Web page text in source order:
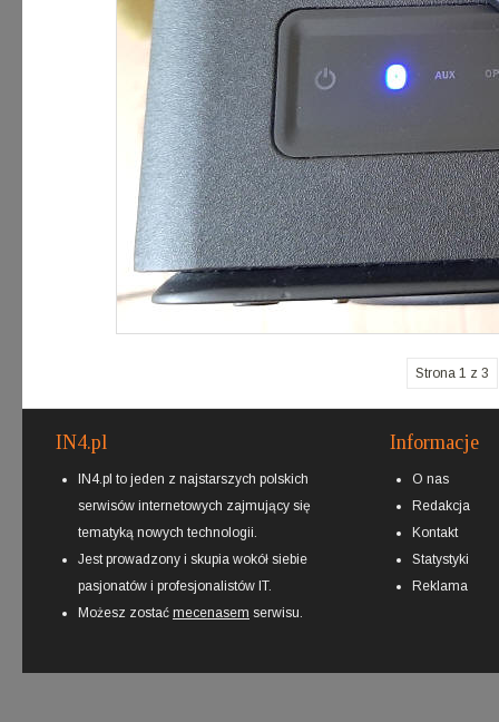
Strona 1 z 3
IN4.pl
IN4.pl to jeden z najstarszych polskich
serwisów internetowych zajmujący się
tematyką nowych technologii.
Jest prowadzony i skupia wokół siebie
pasjonatów i profesjonalistów IT.
Możesz zostać mecenasem serwisu.
Informacje
O nas
Redakcja
Kontakt
Statystyki
Reklama